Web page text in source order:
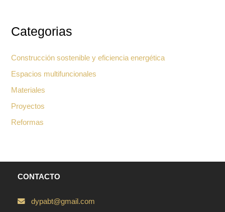
Categorias
Construcción sostenible y eficiencia energética
Espacios multifuncionales
Materiales
Proyectos
Reformas
CONTACTO
dypabt@gmail.com